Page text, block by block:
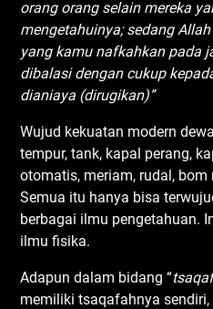
orang orang selain mereka
mengetahuinya; sedang
yang kamu nafkahkan pada
dibalasi dengan cukup
dianiaya (dirugikan)”
Wujud kekuatan modern
tempur, tank, kapal perang,
otomatis, meriam, rudal, bom
Semua itu hanya bisa
berbagai ilmu pengetahuan.
ilmu fisika.
Adapun dalam bidang “
memiliki tsaqafahnya